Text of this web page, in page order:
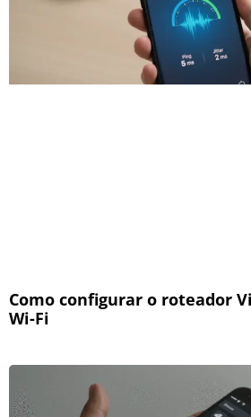
Como configurar o roteador
Wi-Fi